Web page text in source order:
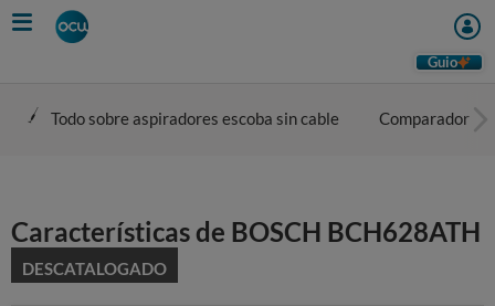
Skip
to
Guio
Todo sobre aspiradores escoba sin cable Comparador
Características de BOSCH BCH628ATH
DESCATALOGADO